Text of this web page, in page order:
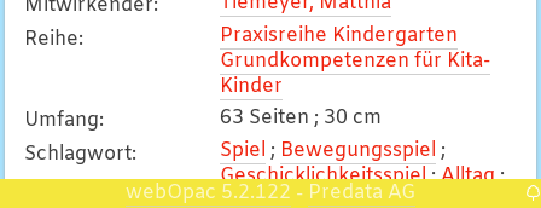
Reihe:
Praxisreihe Kindergarten
Grundkompetenzen für Kita-
Kinder
Umfang:
63 Seiten ; 30 cm
Schlagwort: Spiel ; Bewegungsspiel ;
Geschicklichkeitsspiel;Alltag;
Kindertagesstätte;
webOpac 5.2.122 - Predata AG